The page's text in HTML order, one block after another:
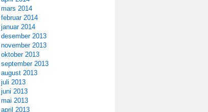
mars 2014
februar 2014
januar 2014
desember 2013
november 2013
oktober 2013
september 2013
august 2013
juli 2013
juni 2013
mai 2013
april 2013